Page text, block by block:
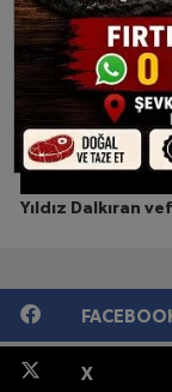
Neşet Önoğlu
Yıldız Dalkıran
X